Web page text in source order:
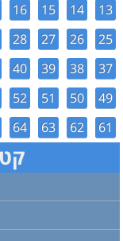
13
14
15
16
25
26
27
28
37
38
39
40
49
50
51
52
61
62
63
64